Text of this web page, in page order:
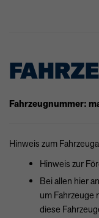
Fahrzeugnummer:
Hinweis zum
Hinweis zur
Bei allen hier
um Fahrzeuge
diese